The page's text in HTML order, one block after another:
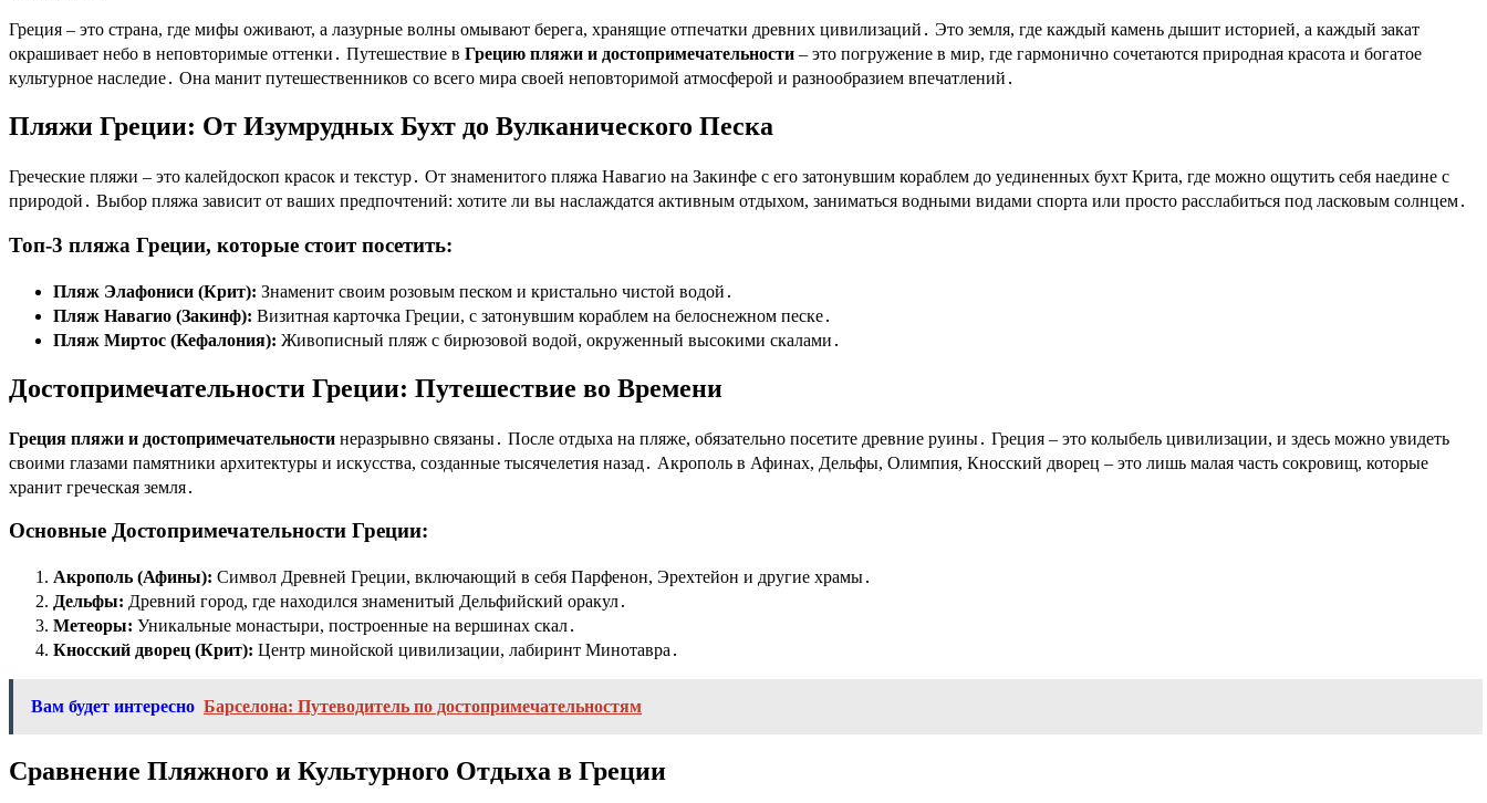
Греция – это страна, где мифы оживают, а лазурные волны омывают берега, хранящие отпечатки древних цивилизаций․ Это земля, где каждый камень дышит историей, а каждый закат
окрашивает небо в неповторимые оттенки․ Путешествие в Грецию пляжи и достопримечательности – это погружение в мир, где гармонично сочетаются природная красота и богатое
культурное наследие․ Она манит путешественников со всего мира своей неповторимой атмосферой и разнообразием впечатлений․
Пляжи Греции: От Изумрудных Бухт до Вулканического Песка
Греческие пляжи – это калейдоскоп красок и текстур․ От знаменитого пляжа Навагио на Закинфе с его затонувшим кораблем до уединенных бухт Крита, где можно ощутить себя наедине с
природой․ Выбор пляжа зависит от ваших предпочтений: хотите ли вы наслаждатся активным отдыхом, заниматься водными видами спорта или просто расслабиться под ласковым солнцем․
Топ-3 пляжа Греции, которые стоит посетить:
Пляж Элафониси (Крит): Знаменит своим розовым песком и кристально чистой водой․
Пляж Навагио (Закинф): Визитная карточка Греции, с затонувшим кораблем на белоснежном песке․
Пляж Миртос (Кефалония): Живописный пляж с бирюзовой водой, окруженный высокими скалами․
Достопримечательности Греции: Путешествие во Времени
Греция пляжи и достопримечательности неразрывно связаны․ После отдыха на пляже, обязательно посетите древние руины․ Греция – это колыбель цивилизации, и здесь можно увидеть
своими глазами памятники архитектуры и искусства, созданные тысячелетия назад․ Акрополь в Афинах, Дельфы, Олимпия, Кносский дворец – это лишь малая часть сокровищ, которые
хранит греческая земля․
Основные Достопримечательности Греции:
Акрополь (Афины): Символ Древней Греции, включающий в себя Парфенон, Эрехтейон и другие храмы․
Дельфы: Древний город, где находился знаменитый Дельфийский оракул․
Метеоры: Уникальные монастыри, построенные на вершинах скал․
Кносский дворец (Крит): Центр минойской цивилизации, лабиринт Минотавра․
Вам будет интересно Барселона: Путеводитель по достопримечательностям
Сравнение Пляжного и Культурного Отдыха в Греции